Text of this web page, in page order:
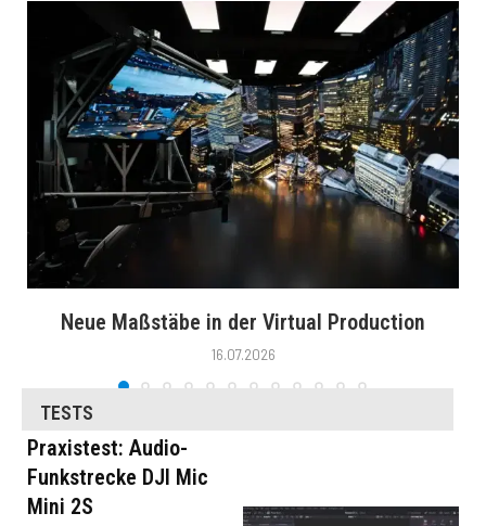
Neue Maßstäbe in der Virtual Production
16.07.2026
TESTS
Praxistest: Audio-
Funkstrecke DJI Mic
Mini 2S